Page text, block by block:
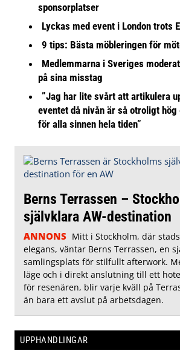
sponsorplatser
Lyckas med event i London trots
9 tips: Bästa möbleringen för
Medlemmarna i Sveriges
på sina misstag
”Jag har lite svårt att artikulera
eventet då nivån är så otroligt
för alla sinnen hela tiden”
Berns Terrassen –
självklara AW-destination
ANNONS Mitt i Stockholm, där
elegans, väntar Berns Terrassen, en
samlingsplats för stilfullt afterwork.
läge och i direkt anslutning till ett
för resenären, blir varje kväll på
än bara ett avslut på arbetsdagen.
UPPHANDLINGAR